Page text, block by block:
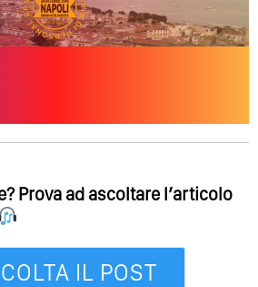
Prova ad ascoltare l’articolo
IL POST